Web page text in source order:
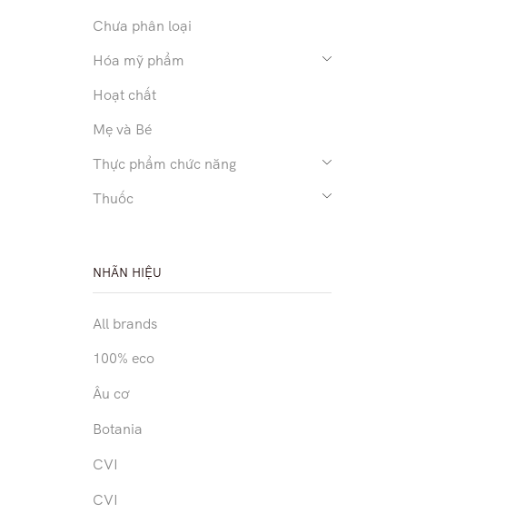
Chưa phân loại
Hóa mỹ phẩm
Hoạt chất
Mẹ và Bé
Thực phẩm chức năng
Thuốc
NHÃN HIỆU
All brands
100% eco
Âu cơ
Botania
CVI
CVI